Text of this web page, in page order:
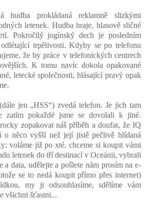
hudba prokládaná reklamně slizkými
letenek. Hudba hraje, hlasově sličné
Pokročilý jogínský dech je posledním
trpělivosti. Kdyby se po telefonu
že by práce v telefonických centrech
K tomu navíc dokola opakované
letecké společnosti, hlásající pravý opak
jen „HSS“) zvedá telefon. Je jich tam
zatím pokaždé jsme se dovolali k jiné.
zopakovat náš příběh a doufat, že IQ
o něco vyšší než její jistě pečlivě hlídaná
voláme již po xté, chceme si koupit vámi
letenek do tří destinací v Oceánii, vybrali
a data, udělejte a pošlete nám prosím na e-
se to nedá koupit přímo přes internet)
my ji odsouhlasíme, sdělíme vám
všichni šťastni...